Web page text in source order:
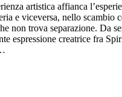
artistica affianca
e viceversa, nello scambio
non trova separazione. Da
espressione creatrice fra